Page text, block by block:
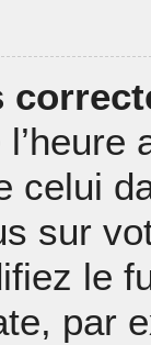
celui
sur
le
par